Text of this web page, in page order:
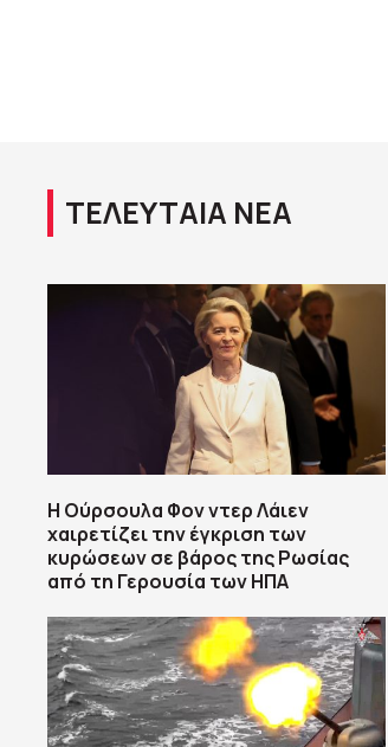
ΤΕΛΕΥΤΑΙΑ ΝΕΑ
Η Ούρσουλα Φον ντερ Λάιεν
χαιρετίζει την έγκριση των
κυρώσεων σε βάρος της Ρωσίας
από τη Γερουσία των ΗΠΑ